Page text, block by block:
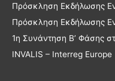
Πρόσκληση Εκδήλωσης
Πρόσκληση Εκδήλωσης
1η Συνάντηση Β’ Φάσης
INVALIS – Interreg Europe